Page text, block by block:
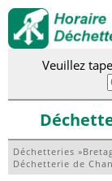
Veuillez
Déchetteries »
Déchetterie de